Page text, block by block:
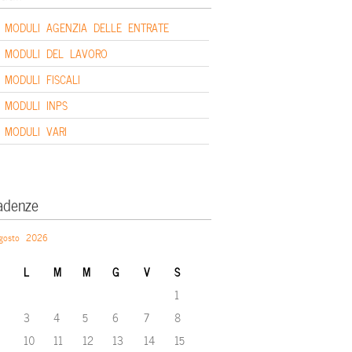
MODULI AGENZIA DELLE ENTRATE
MODULI DEL LAVORO
MODULI FISCALI
MODULI INPS
MODULI VARI
2026
L M M G V S
1
3 4 5 6 7
8
10 11 12 13 14
15